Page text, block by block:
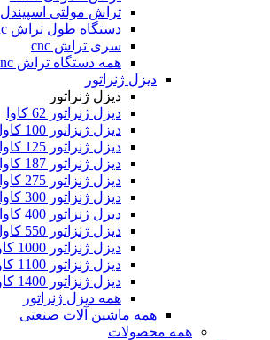
تراش مولتی اسپیندل
دستگاه طول تراش cnc
سری تراش cnc
همه دستگاه تراش cnc
دیزل ژنراتور
دیزل ژنراتور
دیزل ژنراتور 62 کاوا
دیزل ژنزاتور 100 کاوا
دیزل ژنراتور 125 کاوا
دیزل ژنراتور 187 کاوا
دیزل ژنزاتور 275 کاوا
دیزل ژنزاتور 300 کاوا
دیزل ژنزاتور 400 کاوا
دیزل ژنزاتور 550 کاوا
دیزل ژنزاتور 1000 کاوا
دیزل ژنزاتور 1100 کاوا
دیزل ژنزاتور 1400 کاوا
همه دیزل ژنراتور
همه ماشین آلات صنعتی
همه محصولات